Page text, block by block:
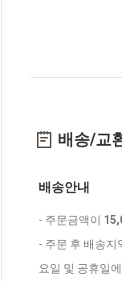
배송/교
배송안내
- 주문금액이
- 주문 후 배송지
요일 및 공휴일